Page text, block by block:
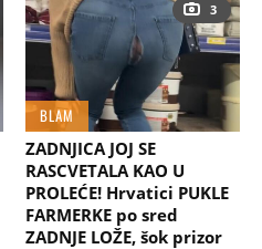
3
BLAM
ZADNJICA JOJ SE
RASCVETALA KAO U
PROLEĆE! Hrvatici PUKLE
FARMERKE po sred
ZADNJE LOŽE, šok prizor